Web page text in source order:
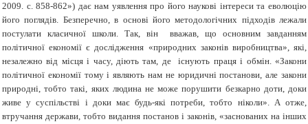
2009. с. 858-862») дає нам уявлення про його наукові інтереси та еволюцію
його поглядів. Безперечно, в основі його методологічних підходів лежали
постулати класичної школи. Так, він вважав, що основним завданням
політичної економії є дослідження «природних законів виробництва», які,
незалежно від місця і часу, діють там, де існують праця і обмін. «Закони
політичної економії тому і являють нам не юридичні постанови, але закони
природні, тобто такі, яких людина не може порушити безкарно доти, доки
живе у суспільстві і доки має будь-які потреби, тобто ніколи». А отже,
втручання держави, тобто видання постанов і законів, «заснованих на інших